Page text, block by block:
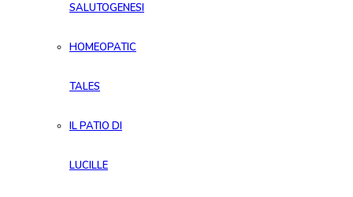
SALUTOGENESI
HOMEOPATIC
TALES
IL PATIO DI
LUCILLE